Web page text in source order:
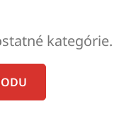
kategórie.